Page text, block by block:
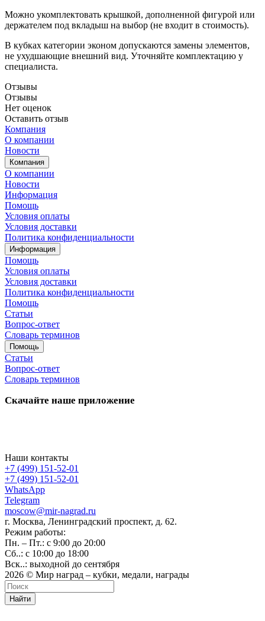
Можно укомплектовать крышкой, дополненной фигурой или
держателем под вкладыш на выбор (не входит в стоимость).
В кубках категории эконом допускаются замены элементов,
не ухудшающие внешний вид. Уточняйте комплектацию у
специалиста.
Отзывы
Отзывы
Нет оценок
Оставить отзыв
Компания
О компании
Новости
Компания
О компании
Новости
Информация
Помощь
Условия оплаты
Условия доставки
Политика конфиденциальности
Информация
Помощь
Условия оплаты
Условия доставки
Политика конфиденциальности
Помощь
Статьи
Вопрос-ответ
Словарь терминов
Помощь
Статьи
Вопрос-ответ
Словарь терминов
Скачайте наше приложение
Наши контакты
+7 (499) 151-52-01
+7 (499) 151-52-01
WhatsApp
Telegram
moscow@mir-nagrad.ru
г. Москва, Ленинградский проспект, д. 62.
Режим работы:
Пн. – Пт.: с 9:00 до 20:00
Сб..: с 10:00 до 18:00
Вск..: выходной до сентября
2026 © Мир наград – кубки, медали, награды
Найти